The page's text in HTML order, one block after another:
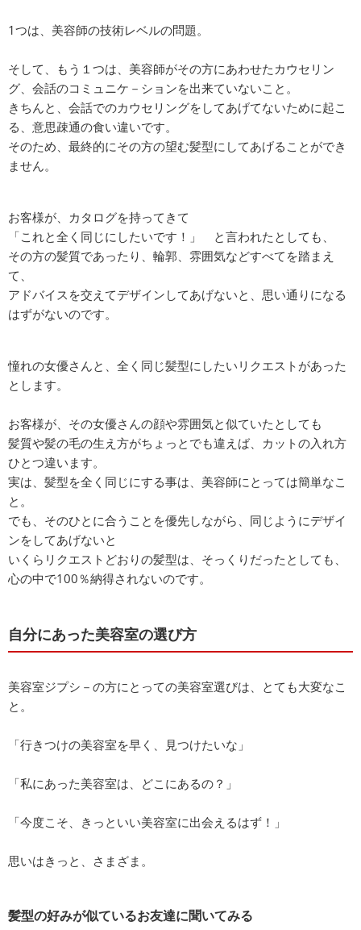
1つは、美容師の技術レベルの問題。
そして、もう１つは、美容師がその方にあわせたカウセリン
グ、会話のコミュニケ－ションを出来ていないこと。
きちんと、会話でのカウセリングをしてあげてないために起こ
る、意思疎通の食い違いです。
そのため、最終的にその方の望む髪型にしてあげることができ
ません。
お客様が、カタログを持ってきて
「これと全く同じにしたいです！」 と言われたとしても、
その方の髪質であったり、輪郭、雰囲気などすべてを踏まえ
て、
アドバイスを交えてデザインしてあげないと、思い通りになる
はずがないのです。
憧れの女優さんと、全く同じ髪型にしたいリクエストがあった
とします。
お客様が、その女優さんの顔や雰囲気と似ていたとしても
髪質や髪の毛の生え方がちょっとでも違えば、カットの入れ方
ひとつ違います。
実は、髪型を全く同じにする事は、美容師にとっては簡単なこ
と。
でも、そのひとに合うことを優先しながら、同じようにデザイ
ンをしてあげないと
いくらリクエストどおりの髪型は、そっくりだったとしても、
心の中で100％納得されないのです。
自分にあった美容室の選び方
美容室ジプシ－の方にとっての美容室選びは、とても大変なこ
と。
「行きつけの美容室を早く、見つけたいな」
「私にあった美容室は、どこにあるの？」
「今度こそ、きっといい美容室に出会えるはず！」
思いはきっと、さまざま。
髪型の好みが似ているお友達に聞いてみる